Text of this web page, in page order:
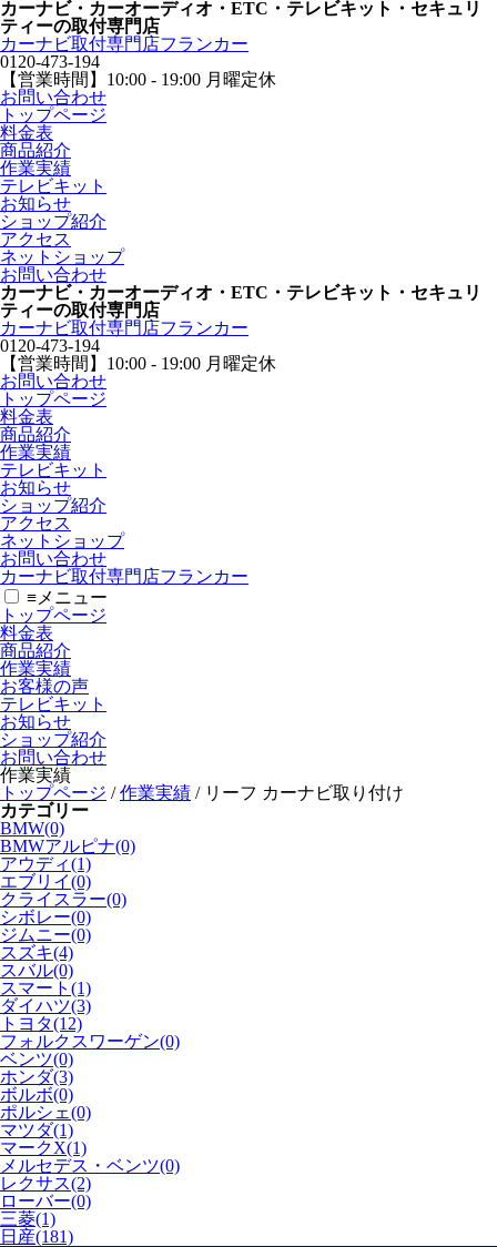
カーナビ・カーオーディオ・ETC・テレビキット・セキュリ
ティーの取付専門店
カーナビ取付専⾨店フランカー
0120-473-194
【営業時間】 10:00 - 19:00 月曜定休
お問い合わせ
トップページ
料金表
商品紹介
作業実績
テレビキット
お知らせ
ショップ紹介
アクセス
ネットショップ
お問い合わせ
カーナビ・カーオーディオ・ETC・テレビキット・セキュリ
ティーの取付専門店
カーナビ取付専⾨店フランカー
0120-473-194
【営業時間】 10:00 - 19:00 月曜定休
お問い合わせ
トップページ
料金表
商品紹介
作業実績
テレビキット
お知らせ
ショップ紹介
アクセス
ネットショップ
お問い合わせ
カーナビ取付専⾨店フランカー
≡ メニュー
トップページ
料金表
商品紹介
作業実績
お客様の声
テレビキット
お知らせ
ショップ紹介
お問い合わせ
作業実績
トップページ /作業実績 / リーフ カーナビ取り付け
カテゴリー
BMW(0)
BMWアルピナ(0)
アウディ(1)
エブリイ(0)
クライスラー(0)
シボレー(0)
ジムニー(0)
スズキ(4)
スバル(0)
スマート(1)
ダイハツ(3)
トヨタ(12)
フォルクスワーゲン(0)
ベンツ(0)
ホンダ(3)
ボルボ(0)
ポルシェ(0)
マツダ(1)
マークX(1)
メルセデス・ベンツ(0)
レクサス(2)
ローバー(0)
三菱(1)
日産(181)